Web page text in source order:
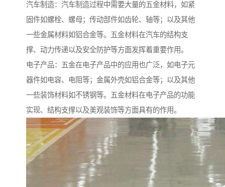
汽车制造：汽车制造过程中需要大量的五金材料，如紧
固件如螺栓、螺母；传动部件如齿轮、轴等；以及其他
一些金属材料如铝合金等。五金材料在汽车的结构支
撑、动力传递以及安全防护等方面发挥着重要作用。
电子产品：五金在电子产品中的应用也广泛，如电子元
器件如电容、电阻等；金属外壳如铝合金等；以及其他
一些装饰材料如不锈钢等。五金材料在电子产品的功能
实现、结构支撑以及美观装饰等方面具有的作用。